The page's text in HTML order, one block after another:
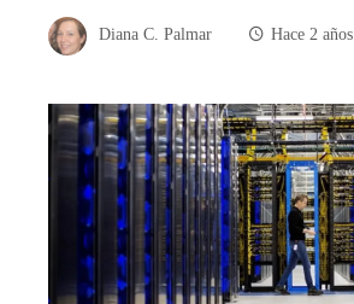
Diana C. Palmar Hace 2 años